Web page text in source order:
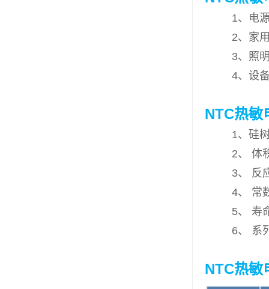
1、电源类
2、家用类
3、照明类
4、设备类
NTC热敏
1、硅树
2、 体积
3、 反应
4、 常数
5、 寿命
6、 系列
NTC热敏